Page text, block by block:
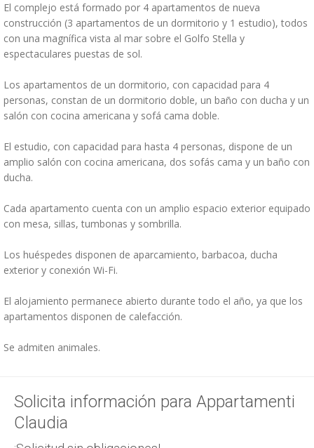
El complejo está formado por 4 apartamentos de nueva
construcción (3 apartamentos de un dormitorio y 1 estudio), todos
con una magnífica vista al mar sobre el Golfo Stella y
espectaculares puestas de sol.
Los apartamentos de un dormitorio, con capacidad para 4
personas, constan de un dormitorio doble, un baño con ducha y un
salón con cocina americana y sofá cama doble.
El estudio, con capacidad para hasta 4 personas, dispone de un
amplio salón con cocina americana, dos sofás cama y un baño con
ducha.
Cada apartamento cuenta con un amplio espacio exterior equipado
con mesa, sillas, tumbonas y sombrilla.
Los huéspedes disponen de aparcamiento, barbacoa, ducha
exterior y conexión Wi-Fi.
El alojamiento permanece abierto durante todo el año, ya que los
apartamentos disponen de calefacción.
Se admiten animales.
Solicita información para Appartamenti
Claudia